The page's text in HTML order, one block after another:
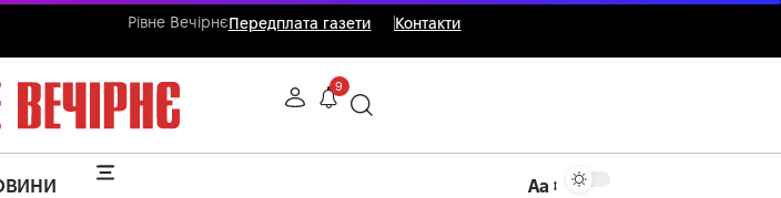
Рівне ВечірнєПередплата газети Контакти
9
Аа